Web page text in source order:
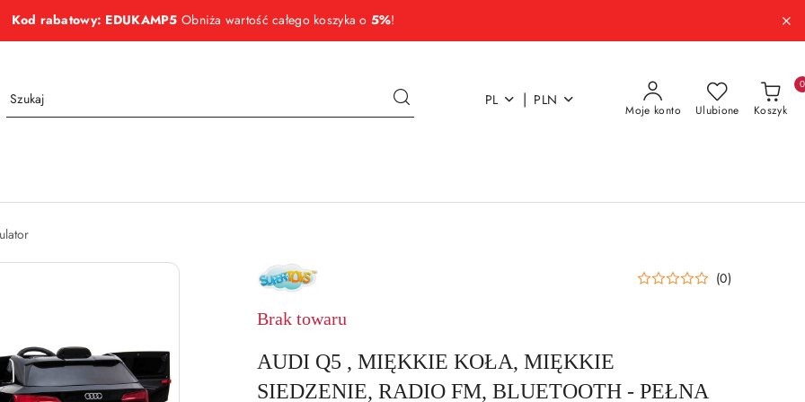
Kod rabatowy: EDUKAMP5 Obniża wartość całego koszyka o 5%!
PL | PLN
Moje konto Ulubione Koszyk
0
NAZWA
PRODUCENTA:
SUPER-
(0)
Brak towaru
AUDI Q5 , MIĘKKIE KOŁA, MIĘKKIE
SIEDZENIE, RADIO FM, BLUETOOTH - PEŁNA